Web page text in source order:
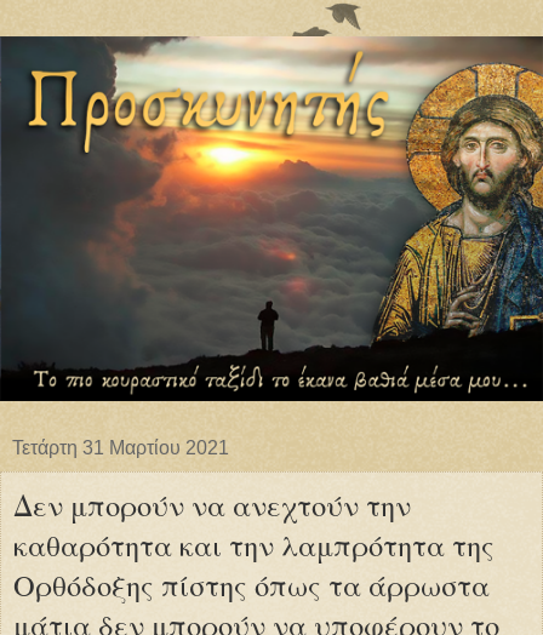
Τετάρτη 31 Μαρτίου 2021
Δεν μπορούν να ανεχτούν την
καθαρότητα και την λαμπρότητα της
Ορθόδοξης πίστης όπως τα άρρωστα
μάτια δεν μπορούν να υποφέρουν το